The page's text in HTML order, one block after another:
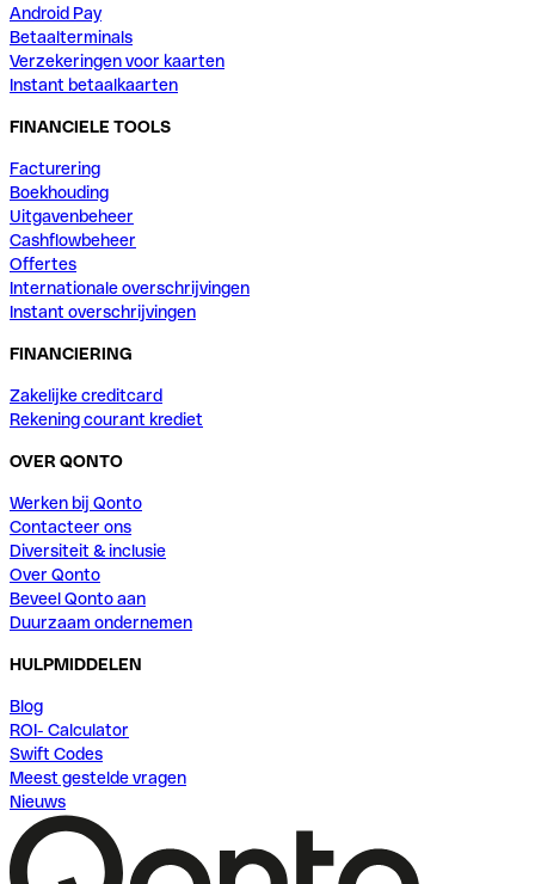
Android Pay
Betaalterminals
Verzekeringen voor kaarten
Instant betaalkaarten
FINANCIELE TOOLS
Facturering
Boekhouding
Uitgavenbeheer
Cashflowbeheer
Offertes
Internationale overschrijvingen
Instant overschrijvingen
FINANCIERING
Zakelijke creditcard
Rekening courant krediet
OVER QONTO
Werken bij Qonto
Contacteer ons
Diversiteit & inclusie
Over Qonto
Beveel Qonto aan
Duurzaam ondernemen
HULPMIDDELEN
Blog
ROI- Calculator
Swift Codes
Meest gestelde vragen
Nieuws